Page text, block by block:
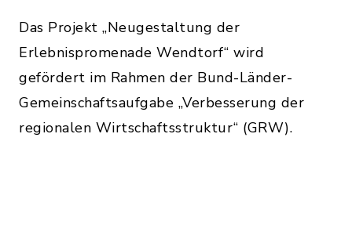
Das Projekt „Neugestaltung der
Erlebnispromenade Wendtorf“ wird
gefördert im Rahmen der Bund-Länder-
Gemeinschaftsaufgabe „Verbesserung der
regionalen Wirtschaftsstruktur“ (GRW).